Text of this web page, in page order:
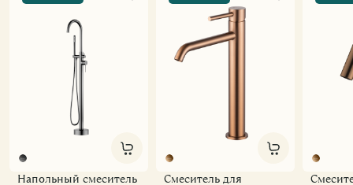
Напольный смеситель
Смеситель для